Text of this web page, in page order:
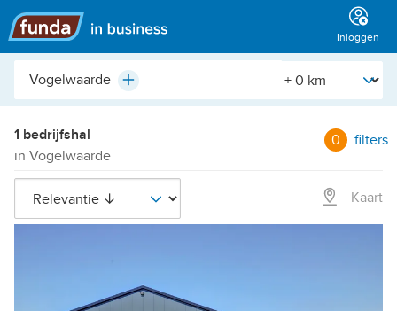
Hoofdmenu
Inloggen
Plaats,
buurt,
etc.
Plus [Straal]
1 bedrijfshal
in Vogelwaarde
0 filters
Kaart